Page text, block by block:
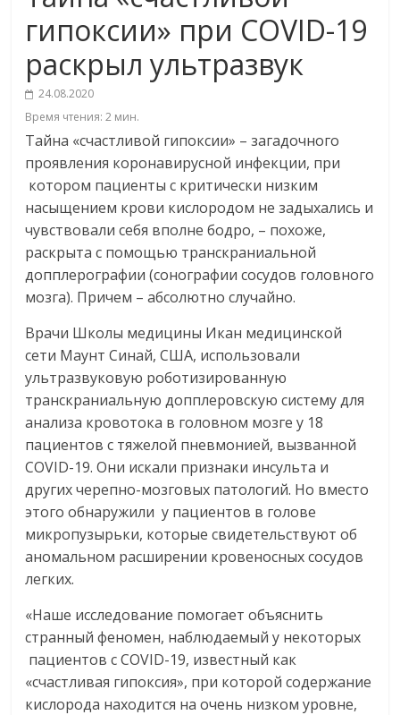
гипоксии» при COVID-19
раскрыл ультразвук
24.08.2020
Время чтения:2 мин.
Тайна «счастливой гипоксии» – загадочного
проявления коронавирусной инфекции, при
котором пациенты с критически низким
насыщением крови кислородом не задыхались и
чувствовали себя вполне бодро, – похоже,
раскрыта с помощью транскраниальной
допплерографии (сонографии сосудов головного
мозга). Причем – абсолютно случайно.
Врачи Школы медицины Икан медицинской
сети Маунт Синай, США, использовали
ультразвуковую роботизированную
транскраниальную допплеровскую систему для
анализа кровотока в головном мозге у 18
пациентов с тяжелой пневмонией, вызванной
COVID-19. Они искали признаки инсульта и
других черепно-мозговых патологий. Но вместо
этого обнаружили у пациентов в голове
микропузырьки, которые свидетельствуют об
аномальном расширении кровеносных сосудов
легких.
«Наше исследование помогает объяснить
странный феномен, наблюдаемый у некоторых
пациентов с COVID-19, известный как
«счастливая гипоксия», при которой содержание
кислорода находится на очень низком уровне,